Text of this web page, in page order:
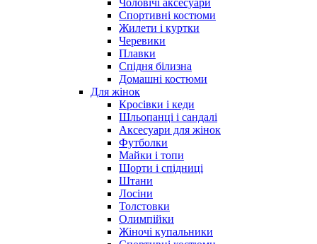
Чоловічі аксесуари
Спортивні костюми
Жилети і куртки
Черевики
Плавки
Спідня білизна
Домашні костюми
Для жінок
Кросівки і кеди
Шльопанці і сандалі
Аксесуари для жінок
Футболки
Майки і топи
Шорти і спідниці
Штани
Лосіни
Толстовки
Олимпійки
Жіночі купальники